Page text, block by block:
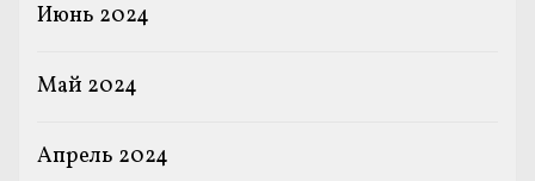
Июнь 2024
Май 2024
Апрель 2024